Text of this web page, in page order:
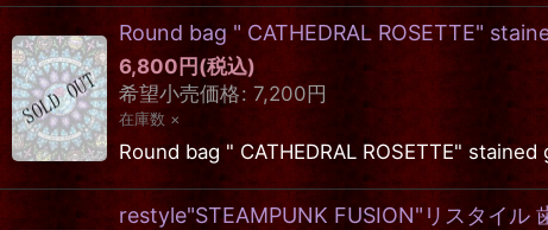
Round bag " CATHEDRAL ROSETTE"
6,800 円 (税込)
希望小売価格: 7,200 円
在庫数 ×
Round bag " CATHEDRAL ROSETTE"
restyle"STEAMPUNK FUSION"リスタイル